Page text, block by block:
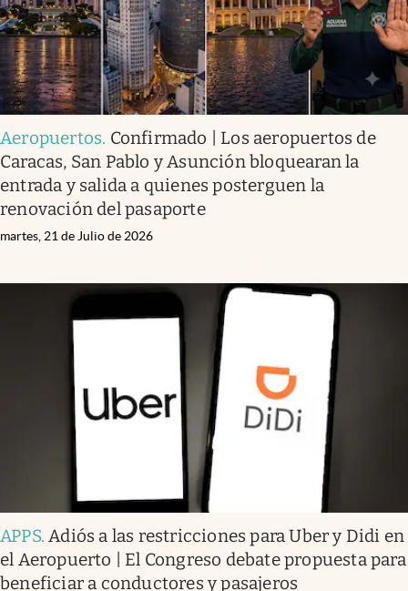
Aeropuertos. Confirmado | Los aeropuertos de
Caracas, San Pablo y Asunción bloquearan la
entrada y salida a quienes posterguen la
renovación del pasaporte
martes, 21 de Julio de 2026
APPS.Adiós a las restricciones para Uber y Didi en
el Aeropuerto | El Congreso debate propuesta para
beneficiar a conductores y pasajeros